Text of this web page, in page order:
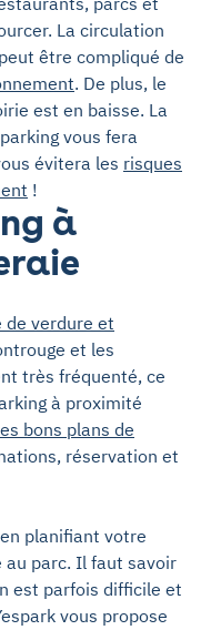
La circulation
être compliqué de
. De plus, le
est en baisse. La
vous fera
évitera les risques
!
à
de verdure et
et les
très fréquenté, ce
à proximité
bons plans de
réservation et
planifiant votre
parc. Il faut savoir
est parfois difficile et
vous propose